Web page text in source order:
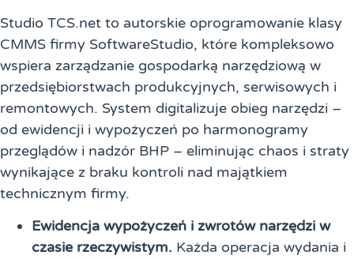
Studio TCS.net to autorskie oprogramowanie klasy
CMMS firmy SoftwareStudio, które kompleksowo
wspiera zarządzanie gospodarką narzędziową w
przedsiębiorstwach produkcyjnych, serwisowych i
remontowych. System digitalizuje obieg narzędzi –
od ewidencji i wypożyczeń po harmonogramy
przeglądów i nadzór BHP – eliminując chaos i straty
wynikające z braku kontroli nad majątkiem
technicznym firmy.
Ewidencja wypożyczeń i zwrotów narzędzi w
czasie rzeczywistym. Każda operacja wydania i